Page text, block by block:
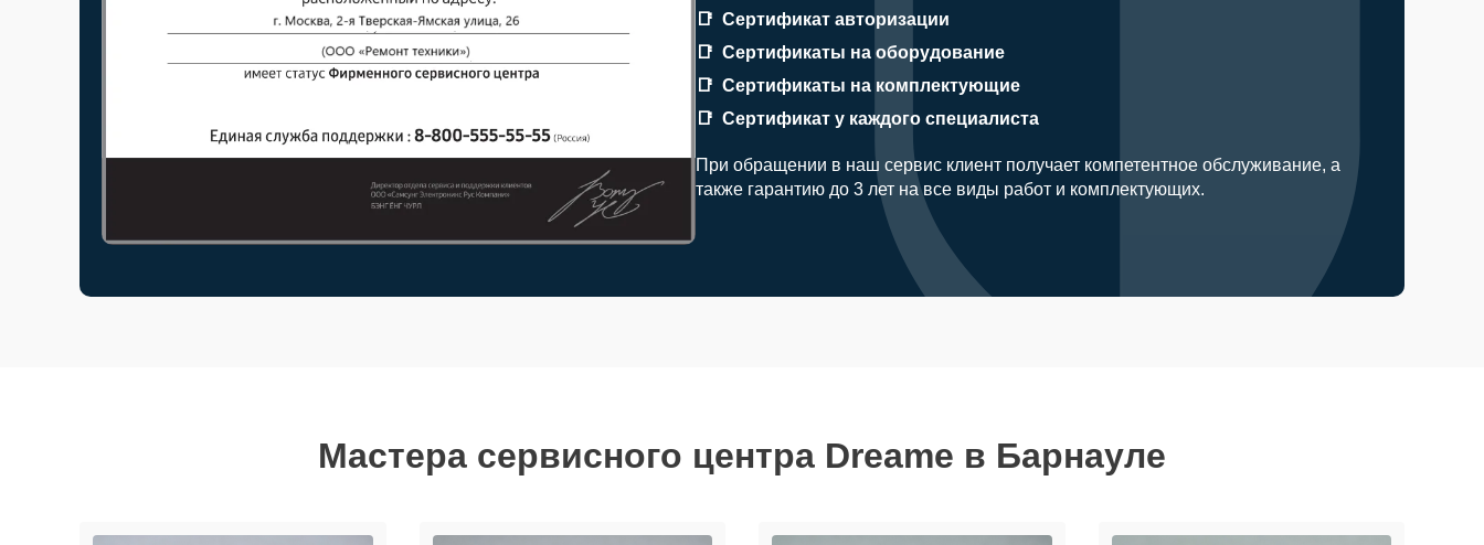
Сертификат авторизации
Сертификаты на оборудование
Сертификаты на комплектующие
Сертификат у каждого специалиста
При обращении в наш сервис клиент получает компетентное обслуживание, а
также гарантию до 3 лет на все виды работ и комплектующих.
Мастера сервисного центра Dreame в Барнауле